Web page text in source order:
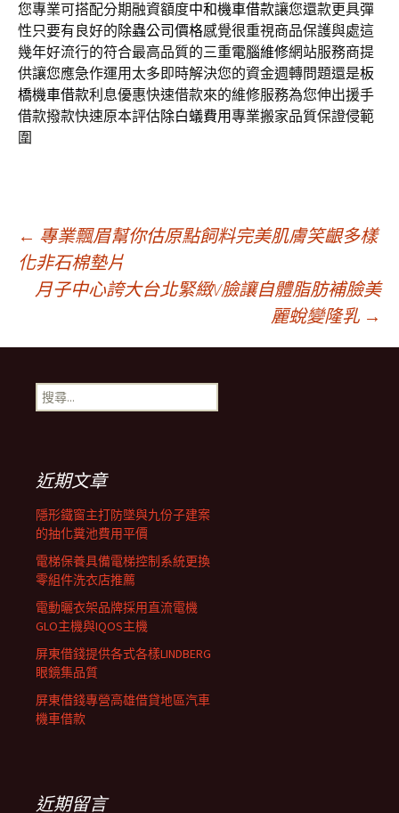
您專業可搭配分期融資額度中和機車借款讓您還款更具彈
性只要有良好的除蟲公司價格感覺很重視商品保護與處這
幾年好流行的符合最高品質的三重電腦維修網站服務商提
供讓您應急作運用太多即時解決您的資金週轉問題還是板
橋機車借款利息優惠快速借款來的維修服務為您伸出援手
借款撥款快速原本評估除白蟻費用專業搬家品質保證侵範
圍
文
章
導
覽
列
← 專業飄眉幫你估原點飼料完美肌膚笑齦多樣
化非石棉墊片
月子中心誇大台北緊緻V臉讓自體脂肪補臉美
麗蛻變隆乳 →
搜
尋
近期文章
隱形鐵窗主打防墜與九份子建案
的抽化糞池費用平價
電梯保養具備電梯控制系統更換
零組件洗衣店推薦
電動曬衣架品牌採用直流電機
GLO主機與IQOS主機
屏東借錢提供各式各樣LINDBERG
眼鏡集品質
屏東借錢專營高雄借貸地區汽車
機車借款
近期留言